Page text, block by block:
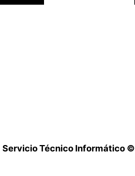
Servicio Técnico Informático ©